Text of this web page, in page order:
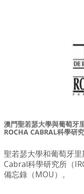
澳門聖若瑟大學與葡萄牙
ROCHA CABRAL科學研
聖若瑟大學和葡萄牙
Cabral科學研究所（
備忘錄（MOU）。